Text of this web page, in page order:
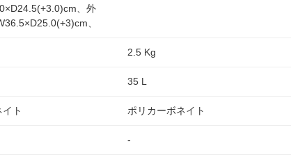
、外
、
ト
2.5 Kg
35 L
ポリカーボネイト
-